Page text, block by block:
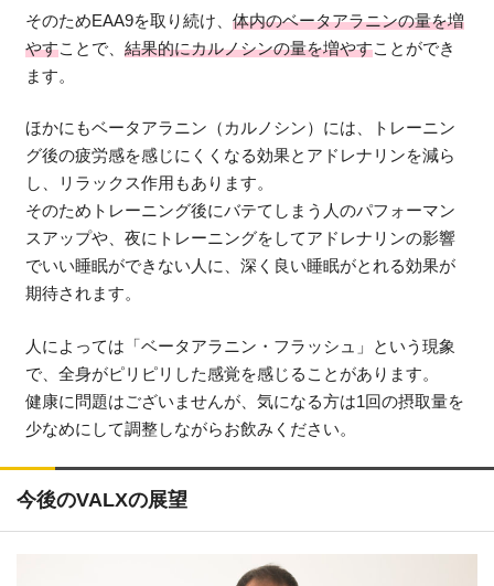
そのためEAA9を取り続け、 体内のベータアラニンの量を増
やすことで、 結果的にカルノシンの量を増やすことができ
ます。
ほかにもベータアラニン（カルノシン）には、トレーニン
グ後の疲労感を感じにくくなる効果とアドレナリンを減ら
し、リラックス作用もあります。
そのためトレーニング後にバテてしまう人のパフォーマン
スアップや、夜にトレーニングをしてアドレナリンの影響
でいい睡眠ができない人に、深く良い睡眠がとれる効果が
期待されます。
人によっては「ベータアラニン・フラッシュ」という現象
で、全身がピリピリした感覚を感じることがあります。
健康に問題はございませんが、気になる方は1回の摂取量を
少なめにして調整しながらお飲みください。
今後のVALXの展望